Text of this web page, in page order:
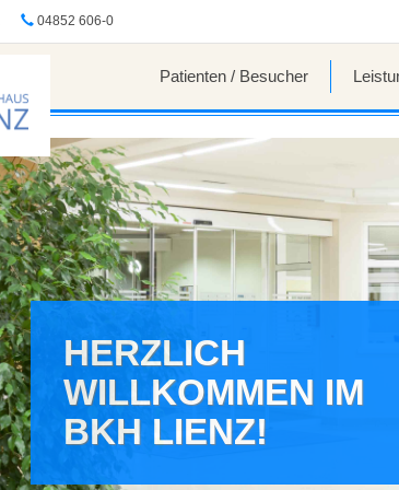
04852 606-0
Patienten / Besucher
HERZLICH
WILLKOMMEN IM
BKH LIENZ!